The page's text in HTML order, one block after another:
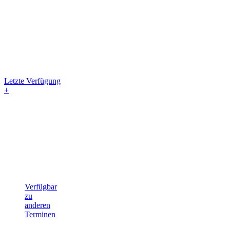
Letzte Verfügung
+
Verfügbar
zu
anderen
Terminen